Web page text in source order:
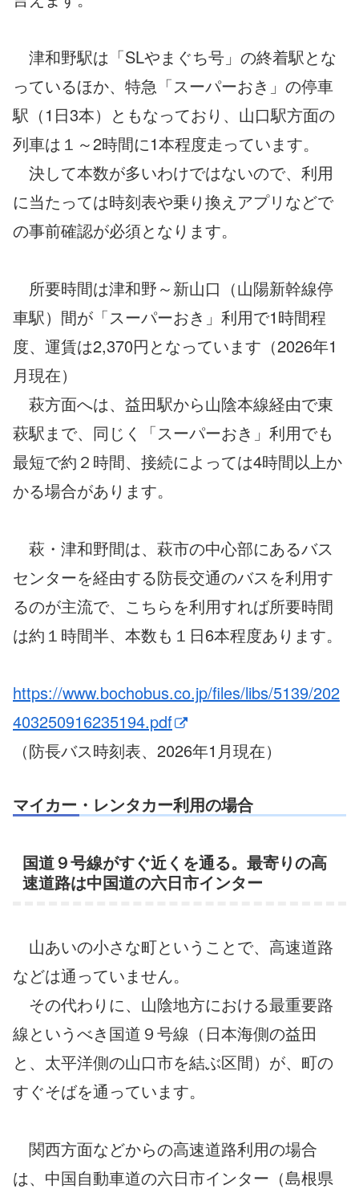
津和野駅は「SLやまぐち号」の終着駅とな
っているほか、特急「スーパーおき」の停車
駅（1日3本）ともなっており、山口駅方面の
列車は１～2時間に1本程度走っています。
決して本数が多いわけではないので、利用
に当たっては時刻表や乗り換えアプリなどで
の事前確認が必須となります。
所要時間は津和野～新山口（山陽新幹線停
車駅）間が「スーパーおき」利用で1時間程
度、運賃は2,370円となっています（2026年1
月現在）
萩方面へは、益田駅から山陰本線経由で東
萩駅まで、同じく「スーパーおき」利用でも
最短で約２時間、接続によっては4時間以上か
かる場合があります。
萩・津和野間は、萩市の中心部にあるバス
センターを経由する防長交通のバスを利用す
るのが主流で、こちらを利用すれば所要時間
は約１時間半、本数も１日6本程度あります。
https://www.bochobus.co.jp/files/libs/5139/202
403250916235194.pdf
（防長バス時刻表、2026年1月現在）
マイカー・レンタカー利用の場合
国道９号線がすぐ近くを通る。最寄りの高
速道路は中国道の六日市インター
山あいの小さな町ということで、高速道路
などは通っていません。
その代わりに、山陰地方における最重要路
線というべき国道９号線（日本海側の益田
と、太平洋側の山口市を結ぶ区間）が、町の
すぐそばを通っています。
関西方面などからの高速道路利用の場合
は、中国自動車道の六日市インター（島根県